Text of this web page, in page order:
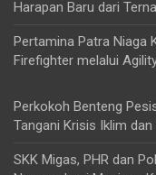
Harapan Baru dari
Pertamina Patra Niaga
Firefighter melalui
Perkokoh Benteng
Tangani Krisis Iklim
SKK Migas, PHR dan